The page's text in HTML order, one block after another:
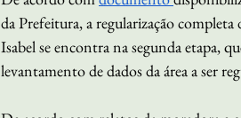
da Prefeitura, a regularização completa
Isabel se encontra na segunda etapa,
levantamento de dados da área a ser